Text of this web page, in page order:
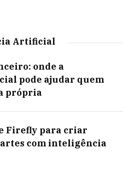
Artificial
onde a
pode ajudar quem
própria
Firefly para criar
com inteligência